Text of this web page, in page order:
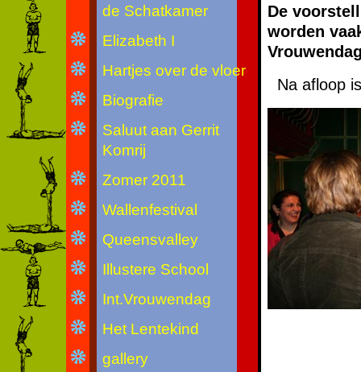
de Schatkamer
Elizabeth I
Hartjes over de vloer
Biografie
Saluut aan Gerrit
Komrij
Zomer 2011
Wallenfestival
Queensvalley
Illustere School
Int.Vrouwendag
Het Lentekind
gallery
De
worden
Na afloop